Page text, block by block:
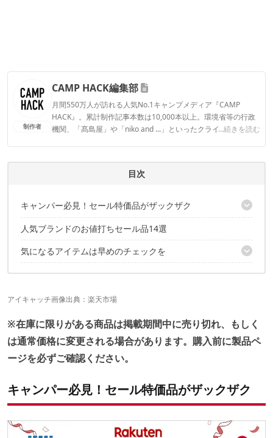
制作者
CAMP HACK編集部
月間550万人が訪れる人気No.1キャンプメディア『CAMP
HACK』。累計制作記事本数は10,000本以上。環境省等の行政
機関、「髙島屋」や「niko and ...」といったクライアントとの
...続きを読む
CAMP HACK編集部のプロフィール
目次
キャンパー必見！セール特価品がザックザク
こちらの記事でもセール品を紹介中！
人気ブランドのお値打ちセール品14選
気になるアイテムは早めのチェックを
アイキャッチ画像出典： 楽天市場
※在庫に限りがある商品は掲載期間中に売り切れ、もしく
は通常価格に変更される場合があります。購入前に製品ペ
ージを必ずご確認ください。
キャンパー必見！セール特価品がザックザク